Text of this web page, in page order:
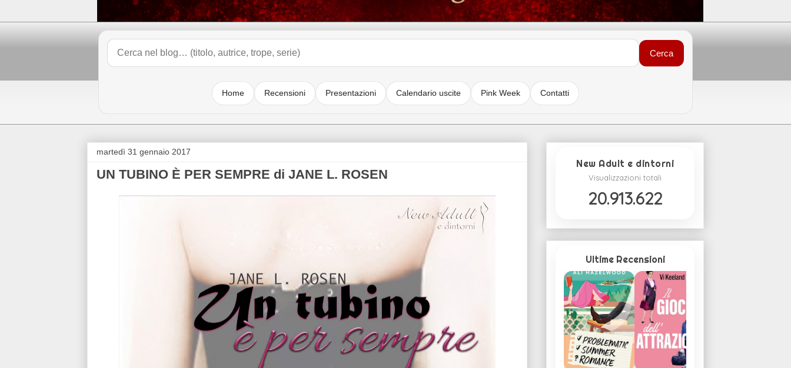
Cerca
Home Recensioni Presentazioni Calendario uscite Pink Week Contatti
martedì 31 gennaio 2017
UN TUBINO È PER SEMPRE di JANE L. ROSEN
New Adult e dintorni
Visualizzazioni totali
20.913.622
Ultime Recensioni